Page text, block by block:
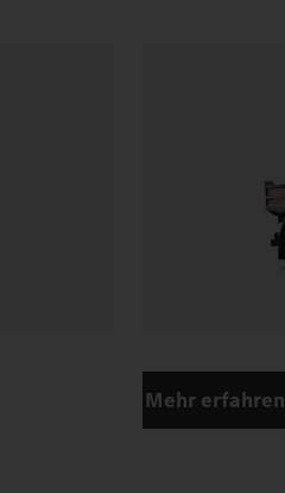
Mehr erfahren